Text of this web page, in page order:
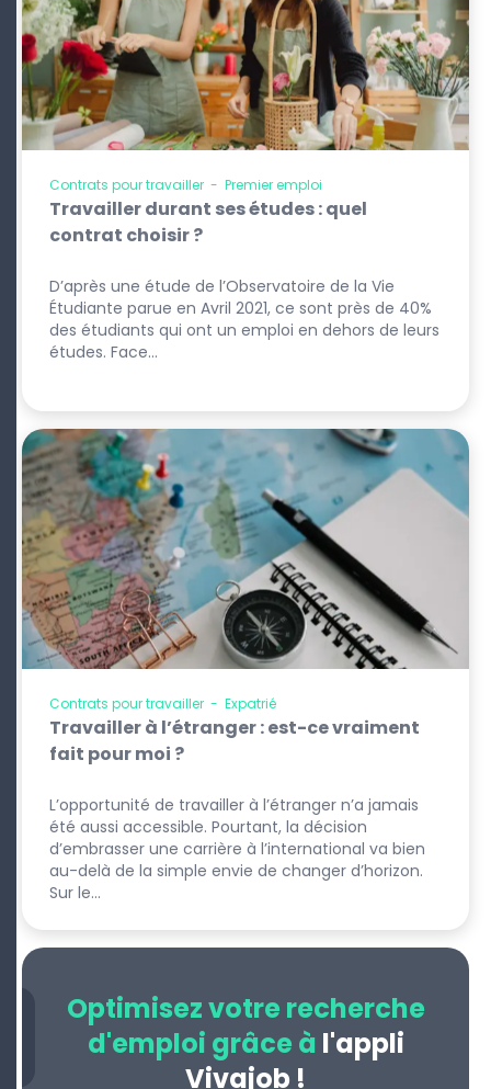
Contrats pour travailler - Premier emploi
Travailler durant ses études : quel
contrat choisir ?
D’après une étude de l’Observatoire de la Vie
Étudiante parue en Avril 2021, ce sont près de 40%
des étudiants qui ont un emploi en dehors de leurs
études. Face…
Contrats pour travailler - Expatrié
Travailler à l’étranger : est-ce vraiment
fait pour moi ?
L’opportunité de travailler à l’étranger n’a jamais
été aussi accessible. Pourtant, la décision
d’embrasser une carrière à l’international va bien
au-delà de la simple envie de changer d’horizon.
Sur le…
Optimisez votre recherche
d'emploi grâce à l'appli
Vivajob !